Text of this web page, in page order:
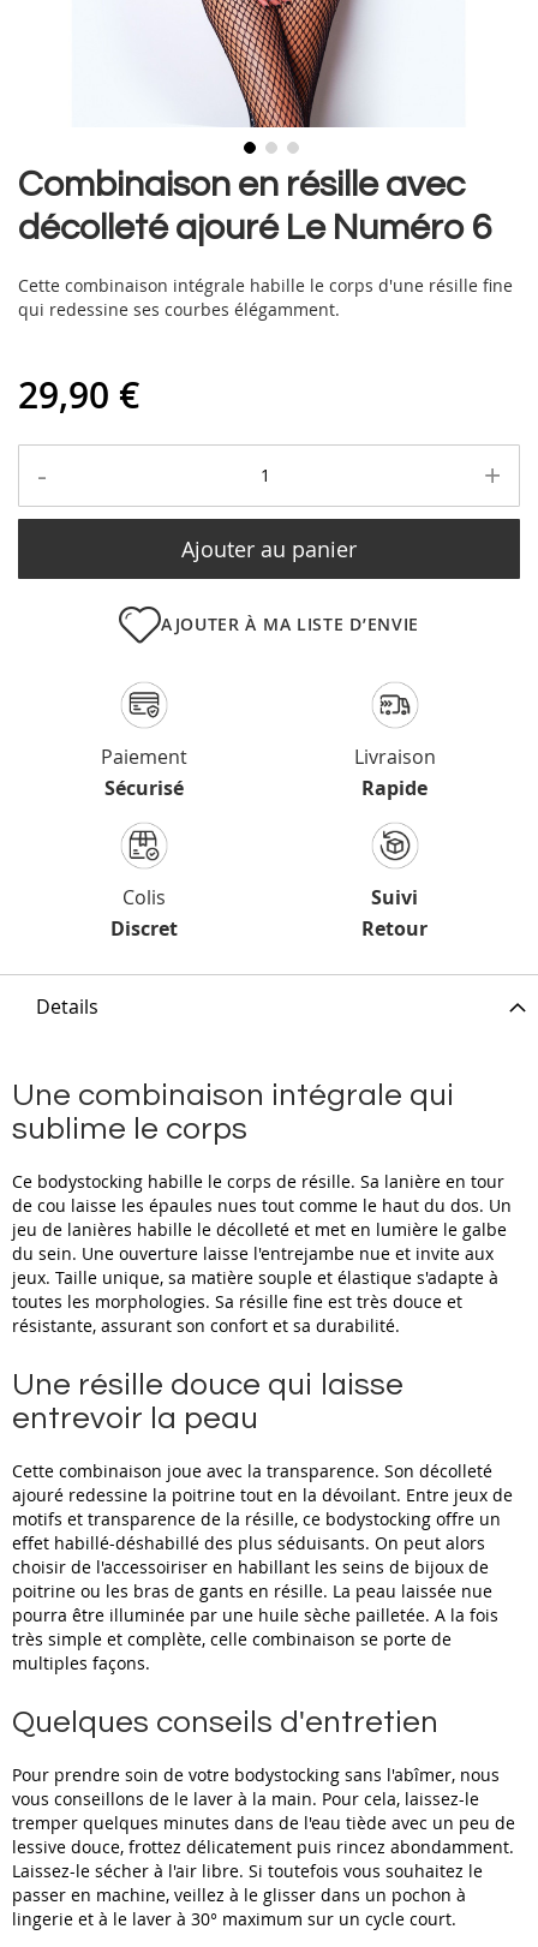
Skip
the
beginning
the
images
Combinaison en résille avec
décolleté ajouré Le Numéro 6
Cette combinaison intégrale habille le corps d'une résille fine
qui redessine ses courbes élégamment.
29,90 €
- +
Ajouter au panier
AJOUTER À MA LISTE D’ENVIE
Paiement
Sécurisé
Livraison
Rapide
Colis
Discret
Suivi
Retour
Details
Une combinaison intégrale qui
sublime le corps
Ce bodystocking habille le corps de résille. Sa lanière en tour
de cou laisse les épaules nues tout comme le haut du dos. Un
jeu de lanières habille le décolleté et met en lumière le galbe
du sein. Une ouverture laisse l'entrejambe nue et invite aux
jeux. Taille unique, sa matière souple et élastique s'adapte à
toutes les morphologies. Sa résille fine est très douce et
résistante, assurant son confort et sa durabilité.
Une résille douce qui laisse
entrevoir la peau
Cette combinaison joue avec la transparence. Son décolleté
ajouré redessine la poitrine tout en la dévoilant. Entre jeux de
motifs et transparence de la résille, ce bodystocking offre un
effet habillé-déshabillé des plus séduisants. On peut alors
choisir de l'accessoiriser en habillant les seins de bijoux de
poitrine ou les bras de gants en résille. La peau laissée nue
pourra être illuminée par une huile sèche pailletée. A la fois
très simple et complète, celle combinaison se porte de
multiples façons.
Quelques conseils d'entretien
Pour prendre soin de votre bodystocking sans l'abîmer, nous
vous conseillons de le laver à la main. Pour cela, laissez-le
tremper quelques minutes dans de l'eau tiède avec un peu de
lessive douce, frottez délicatement puis rincez abondamment.
Laissez-le sécher à l'air libre. Si toutefois vous souhaitez le
passer en machine, veillez à le glisser dans un pochon à
lingerie et à le laver à 30° maximum sur un cycle court.